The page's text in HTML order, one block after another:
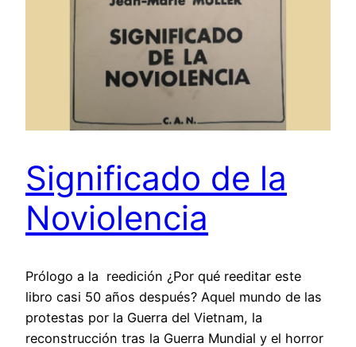
Significado de la
Noviolencia
Prólogo a la reedición ¿Por qué reeditar este
libro casi 50 años después? Aquel mundo de las
protestas por la Guerra del Vietnam, la
reconstrucción tras la Guerra Mundial y el horror